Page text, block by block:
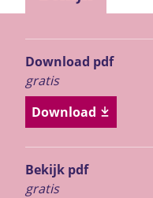
Download pdf
gratis
Download
Bekijk pdf
gratis